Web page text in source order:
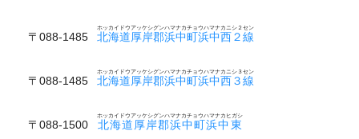
〒088-1485 北海道厚岸郡浜中町浜中西２線
ホッカイドウアッケシグンハマナカチョウハマナカニシ２セン
〒088-1485 北海道厚岸郡浜中町浜中西３線
ホッカイドウアッケシグンハマナカチョウハマナカニシ３セン
〒088-1500 北海道厚岸郡浜中町浜中東
ホッカイドウアッケシグンハマナカチョウハマナカヒガシ